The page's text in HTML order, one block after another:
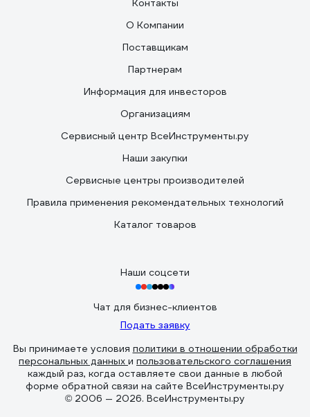
Контакты
О Компании
Поставщикам
Партнерам
Информация для инвесторов
Организациям
Сервисный центр ВсеИнструменты.ру
Наши закупки
Сервисные центры производителей
Правила применения рекомендательных технологий
Каталог товаров
Наши соцсети
Чат для бизнес-клиентов
Подать заявку
Вы принимаете условия политики в отношении обработки
персональных данных и пользовательского соглашения
каждый раз, когда оставляете свои данные в любой
форме обратной связи на сайте ВсеИнструменты.ру
© 2006 — 2026. ВсеИнструменты.ру